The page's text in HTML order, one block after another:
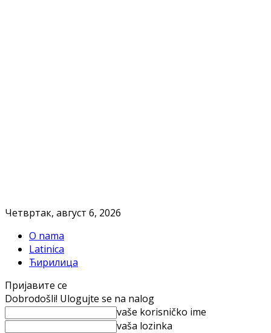
Четвртак, август 6, 2026
O nama
Latinica
Ћирилица
Пријавите се
Dobrodošli! Ulogujte se na nalog
vaše korisničko ime
vaša lozinka